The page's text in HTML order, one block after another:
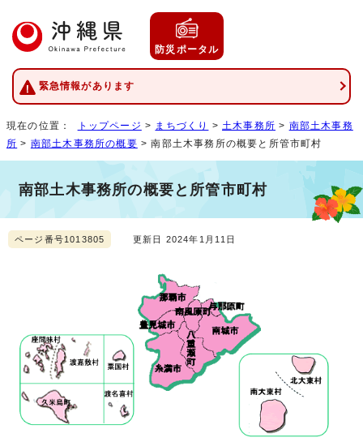
防災ポータル
緊急情報があります
現在の位置： トップページ > まちづくり > 土木事務所 > 南部土木事務
所 > 南部土木事務所の概要 > 南部土木事務所の概要と所管市町村
南部土木事務所の概要と所管市町村
ページ番号1013805 更新日 2024年1月11日